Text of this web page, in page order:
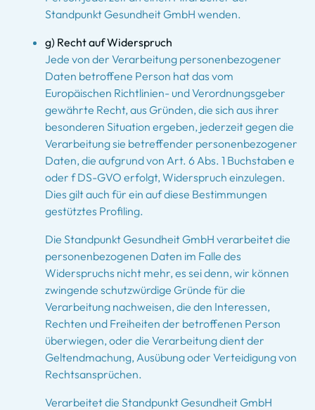
Standpunkt Gesundheit GmbH wenden.
g) Recht auf Widerspruch
Jede von der Verarbeitung personenbezogener
Daten betroffene Person hat das vom
Europäischen Richtlinien- und Verordnungsgeber
gewährte Recht, aus Gründen, die sich aus ihrer
besonderen Situation ergeben, jederzeit gegen die
Verarbeitung sie betreffender personenbezogener
Daten, die aufgrund von Art. 6 Abs. 1 Buchstaben e
oder f DS-GVO erfolgt, Widerspruch einzulegen.
Dies gilt auch für ein auf diese Bestimmungen
gestütztes Profiling.
Die Standpunkt Gesundheit GmbH verarbeitet die
personenbezogenen Daten im Falle des
Widerspruchs nicht mehr, es sei denn, wir können
zwingende schutzwürdige Gründe für die
Verarbeitung nachweisen, die den Interessen,
Rechten und Freiheiten der betroffenen Person
überwiegen, oder die Verarbeitung dient der
Geltendmachung, Ausübung oder Verteidigung von
Rechtsansprüchen.
Verarbeitet die Standpunkt Gesundheit GmbH